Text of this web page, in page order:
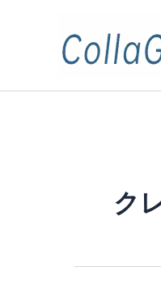
ク